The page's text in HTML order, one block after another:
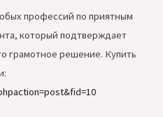
профессий по приятным
который подтверждает
грамотное решение. Купить